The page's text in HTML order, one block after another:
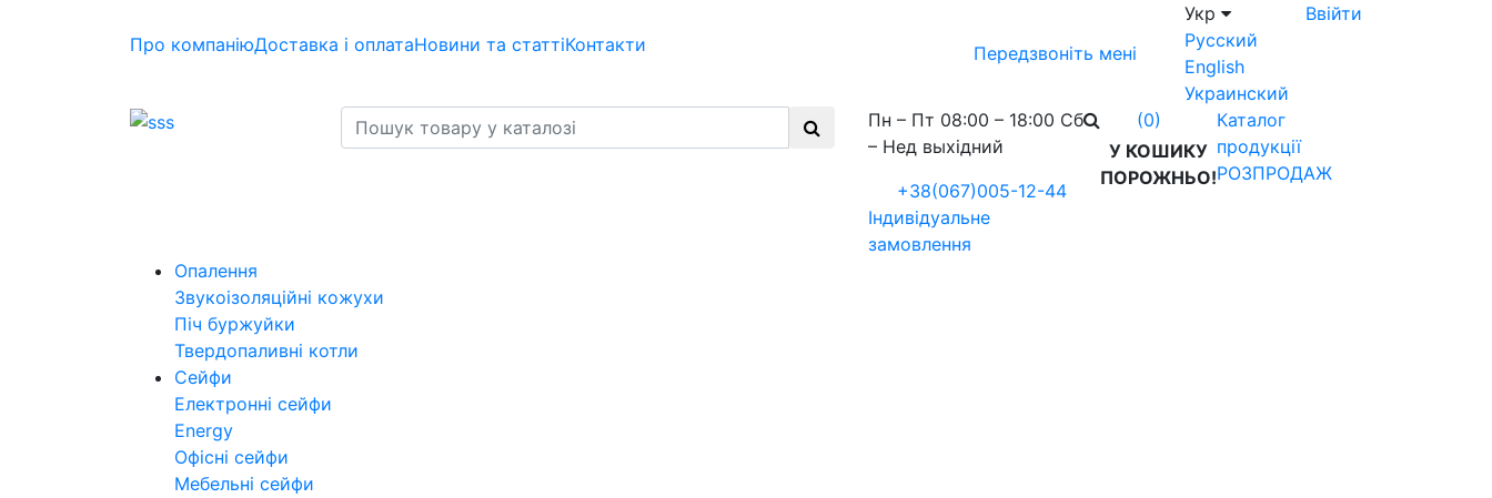
Про компаніюДоставка і оплатаНовини та статтіКонтакти Передзвоніть мені
Укр
Русский
English
Украинский
Ввійти
Пн – Пт 08:00 – 18:00 Сб
– Нед выхідний
+38(067)005-12-44
Індивідуальне
замовлення
(0)
У КОШИКУ
ПОРОЖНЬО!
Каталог
продукції
РОЗПРОДАЖ
Опалення
Звукоізоляційні кожухи
Піч буржуйки
Твердопаливні котли
Сейфи
Електронні сейфи
Energy
Офісні сейфи
Мебельні сейфи